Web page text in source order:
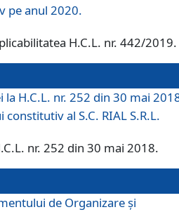
pe anul 2020.
H.C.L. nr. 442/2019.
la H.C.L. nr. 252 din 30 mai
al S.C. RIAL S.R.L.
nr. 252 din 30 mai 2018.
de Organizare și